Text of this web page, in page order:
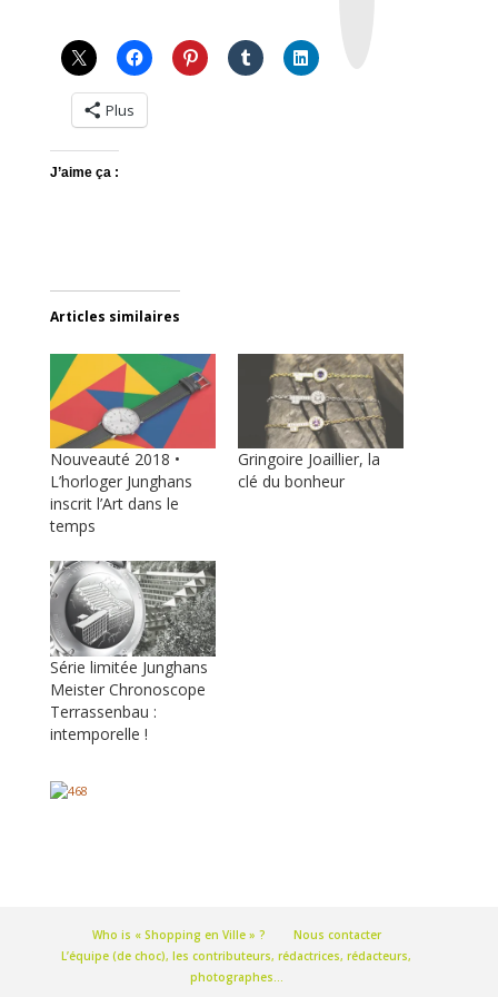
Plus
J’aime ça :
Articles similaires
Nouveauté 2018 •
L’horloger Junghans
inscrit l’Art dans le
temps
Gringoire Joaillier, la
clé du bonheur
Série limitée Junghans
Meister Chronoscope
Terrassenbau :
intemporelle !
Who is « Shopping en Ville » ?
Nous contacter
L’équipe (de choc), les contributeurs, rédactrices, rédacteurs,
photographes…